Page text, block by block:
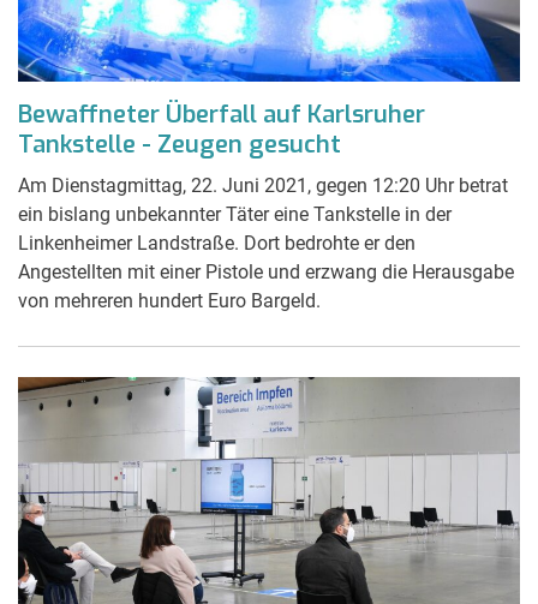
Bewaffneter Überfall auf Karlsruher
Tankstelle - Zeugen gesucht
Am Dienstagmittag, 22. Juni 2021, gegen 12:20 Uhr betrat
ein bislang unbekannter Täter eine Tankstelle in der
Linkenheimer Landstraße. Dort bedrohte er den
Angestellten mit einer Pistole und erzwang die Herausgabe
von mehreren hundert Euro Bargeld.